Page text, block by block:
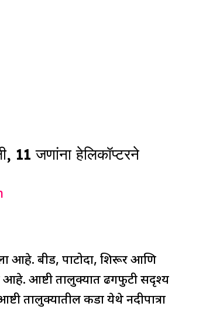
11 जणांना हेलिकॉप्टरने
आहे. बीड, पाटोदा, शिरूर आणि
आहे. आष्टी तालुक्यात ढगफुटी सदृश्य
तालुक्यातील कडा येथे नदीपात्रा